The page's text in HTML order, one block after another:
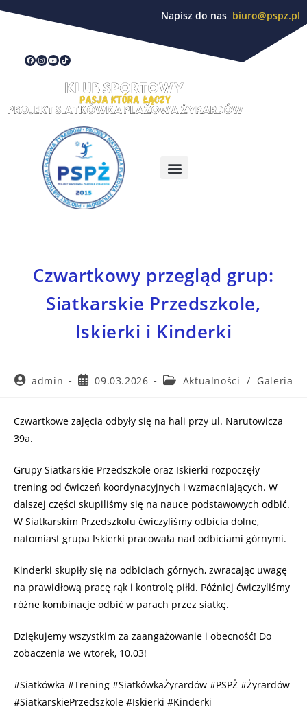
Napisz do nas biuro@pspz.pl
Czwartkowy przegląd grup:
Siatkarskie Przedszkole,
Iskierki i Kinderki
admin 09.03.2026 Aktualności / Galeria
Czwartkowe zajęcia odbyły się na hali przy ul. Narutowicza
39a.
Grupy Siatkarskie Przedszkole oraz Iskierki rozpoczęły
trening od ćwiczeń koordynacyjnych i wzmacniających. W
dalszej części skupiliśmy się na nauce podstawowych odbić.
W Siatkarskim Przedszkolu ćwiczyliśmy odbicia dolne,
natomiast grupa Iskierki pracowała nad odbiciami górnymi.
Kinderki skupiły się na odbiciach górnych, zwracając uwagę
na prawidłową pracę rąk i kontrolę piłki. Później ćwiczyliśmy
różne kombinacje odbić w parach przez siatkę.
Dziękujemy wszystkim za zaangażowanie i obecność! Do
zobaczenia we wtorek, 10.03!
#Siatkówka #Trening #SiatkówkaŻyrardów #PSPŻ #Żyrardów
#SiatkarskiePrzedszkole #Iskierki #Kinderki